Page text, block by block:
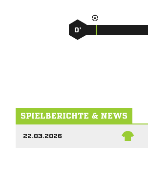
0’
SPIELBERICHTE & NEWS
22.03.2026